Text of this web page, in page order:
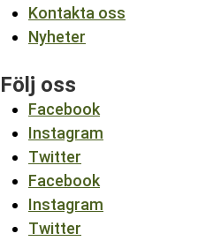
Kontakta oss
Nyheter
Följ oss
Facebook
Instagram
Twitter
Facebook
Instagram
Twitter